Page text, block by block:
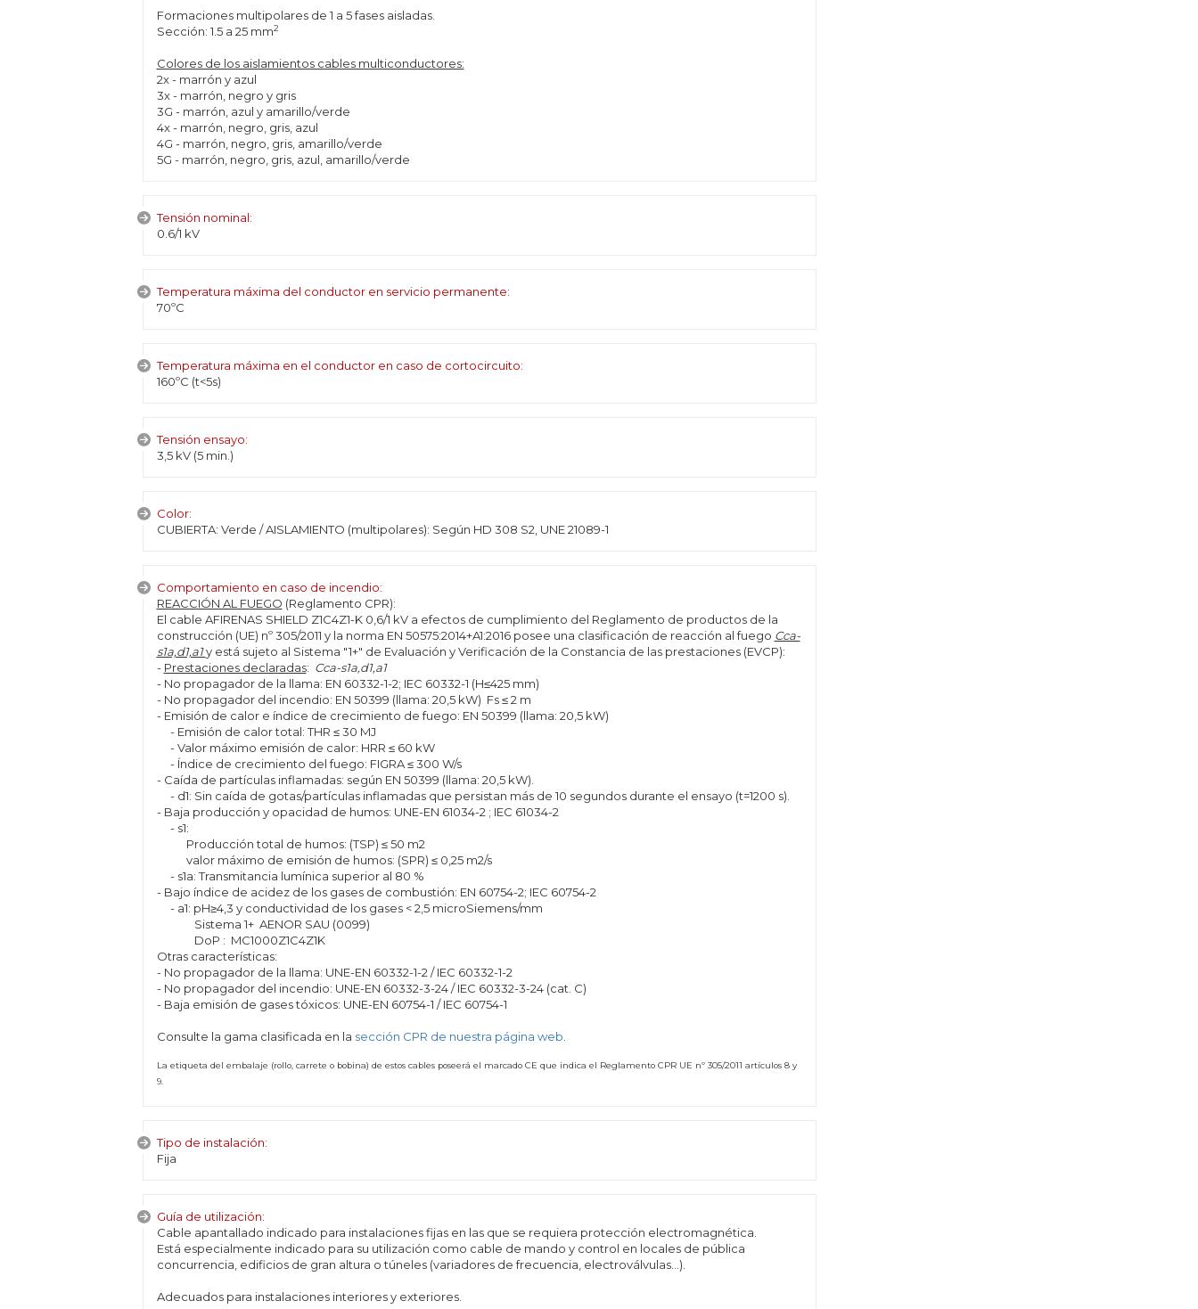
Formaciones multipolares de 1 a 5 fases aisladas.
Sección: 1.5 a 25 mm2
Colores de los aislamientos cables multiconductores:
2x - marrón y azul
3x - marrón, negro y gris
3G - marrón, azul y amarillo/verde
4x - marrón, negro, gris, azul
4G - marrón, negro, gris, amarillo/verde
5G - marrón, negro, gris, azul, amarillo/verde
Tensión nominal:
0.6/1 kV
Temperatura máxima del conductor en servicio permanente:
70ºC
Temperatura máxima en el conductor en caso de cortocircuito:
160ºC (t<5s)
Tensión ensayo:
3,5 kV (5 min.)
Color:
CUBIERTA: Verde / AISLAMIENTO (multipolares): Según HD 308 S2, UNE 21089-1
Comportamiento en caso de incendio:
REACCIÓN AL FUEGO (Reglamento CPR):
El cable AFIRENAS SHIELD Z1C4Z1-K 0,6/1 kV a efectos de cumplimiento del Reglamento de productos de la
construcción (UE) nº 305/2011 y la norma EN 50575:2014+A1:2016 posee una clasificación de reacción al fuego Cca-
s1a,d1,a1y está sujeto al Sistema "1+" de Evaluación y Verificación de la Constancia de las prestaciones (EVCP):
- Prestaciones declaradas: Cca-s1a,d1,a1
- No propagador de la llama: EN 60332-1-2; IEC 60332-1 (H≤425 mm)
- No propagador del incendio: EN 50399 (llama: 20,5 kW) Fs ≤ 2 m
- Emisión de calor e índice de crecimiento de fuego: EN 50399 (llama: 20,5 kW)
- Emisión de calor total: THR ≤ 30 MJ
- Valor máximo emisión de calor: HRR ≤ 60 kW
- Índice de crecimiento del fuego: FIGRA ≤ 300 W/s
- Caída de partículas inflamadas: según EN 50399 (llama: 20,5 kW).
- d1: Sin caída de gotas/partículas inflamadas que persistan más de 10 segundos durante el ensayo (t=1200 s).
- Baja producción y opacidad de humos: UNE-EN 61034-2 ; IEC 61034-2
- s1:
Producción total de humos: (TSP) ≤ 50 m2
valor máximo de emisión de humos: (SPR) ≤ 0,25 m2/s
- s1a: Transmitancia lumínica superior al 80 %
- Bajo índice de acidez de los gases de combustión: EN 60754-2; IEC 60754-2
- a1: pH≥4,3 y conductividad de los gases < 2,5 microSiemens/mm
Sistema 1+ AENOR SAU (0099)
DoP : MC1000Z1C4Z1K
Otras características:
- No propagador de la llama: UNE-EN 60332-1-2 / IEC 60332-1-2
- No propagador del incendio: UNE-EN 60332-3-24 / IEC 60332-3-24 (cat. C)
- Baja emisión de gases tóxicos: UNE-EN 60754-1 / IEC 60754-1
Consulte la gama clasificada en la sección CPR de nuestra página web
La etiqueta del embalaje (rollo, carrete o bobina) de estos cables poseerá el marcado CE que indica el Reglamento CPR UE nº 305/2011 artículos 8 y
9.
Tipo de instalación:
Fija
Guía de utilización:
Cable apantallado indicado para instalaciones fijas en las que se requiera protección electromagnética.
Está especialmente indicado para su utilización como cable de mando y control en locales de pública
concurrencia, edificios de gran altura o túneles (variadores de frecuencia, electroválvulas…).
Adecuados para instalaciones interiores y exteriores.